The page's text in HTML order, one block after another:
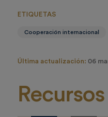
ETIQUETAS
Cooperación internacional
Última actualización: 06
Recursos